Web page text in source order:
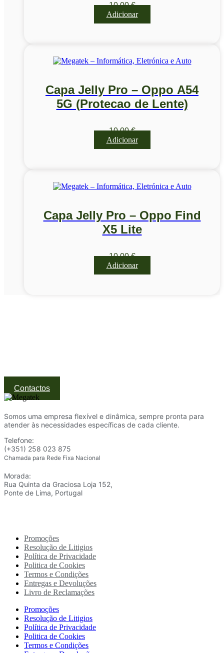
10,00€
Adicionar
Capa Jelly Pro – Oppo A54
5G (Protecao de Lente)
10,00€
Adicionar
Capa Jelly Pro – Oppo Find
X5 Lite
10,00€
Adicionar
Contactos
Somos uma empresa flexível e dinâmica, sempre pronta para
atender às necessidades específicas de cada cliente.
Telefone:
(+351) 258 023 875
Chamada para Rede Fixa Nacional
Morada:
Rua Quinta da Graciosa Loja 152,
Ponte de Lima, Portugal
Promoções
Resolução de Litigios
Política de Privacidade
Politica de Cookies
Termos e Condições
Entregas e Devoluções
Livro de Reclamações
Promoções
Resolução de Litigios
Política de Privacidade
Politica de Cookies
Termos e Condições